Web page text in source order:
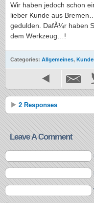
Wir haben jedoch schon
lieber Kunde aus
gedulden. DafÃ¼r haben
dem Werkzeug…!
Categories: Allgemeines,
2 Responses
Leave A Comment